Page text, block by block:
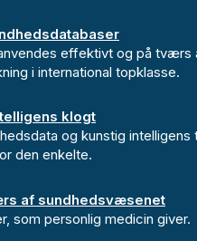
effektivt og på tværs
i international topklasse.
klogt
og kunstig intelligens
den enkelte.
af sundhedsvæsenet
som personlig medicin giver.